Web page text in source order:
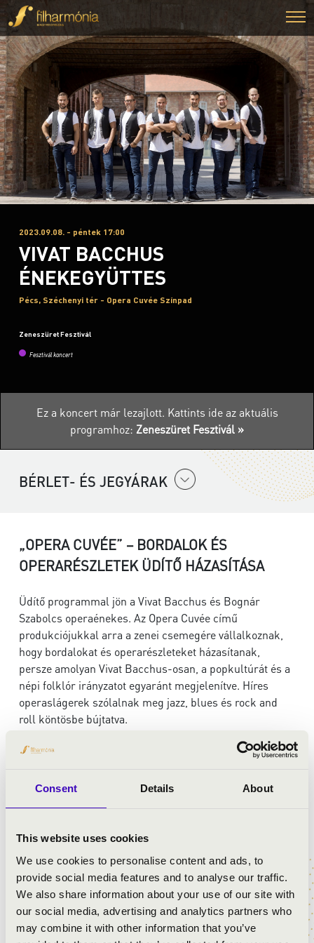
Consent Details About
This website uses cookies
We use cookies to personalise content and ads, to
provide social media features and to analyse our traffic.
We also share information about your use of our site with
our social media, advertising and analytics partners who
may combine it with other information that you’ve
2023.09.08. - péntek 17:00
VIVAT BACCHUS
ÉNEKEGYÜTTES
Pécs, Széchenyi tér - Opera Cuvée Színpad
Zeneszüret Fesztivál
Fesztivál koncert
Ez a koncert már lezajlott. Kattints ide az aktuális
programhoz: Zeneszüret Fesztivál »
BÉRLET- ÉS JEGYÁRAK
„OPERA CUVÉE” – BORDALOK ÉS
OPERARÉSZLETEK ÜDÍTŐ HÁZASÍTÁSA
Üdítő programmal jön a Vivat Bacchus és Bognár
Szabolcs operaénekes. Az Opera Cuvée című
produkciójukkal arra a zenei csemegére vállalkoznak,
hogy bordalokat és operarészleteket házasítanak,
persze amolyan Vivat Bacchus-osan, a popkultúrát és a
népi folklór irányzatot egyaránt megjelenítve. Híres
operaslágerek szólalnak meg jazz, blues és rock and
roll köntösbe bújtatva.
A koncert műsora – akárcsak egy finom Cuvée
Vivat Bacchus
Balásy Szabolcs
Szentgyörgyváry Károly
Szentgyörgyváry Péter